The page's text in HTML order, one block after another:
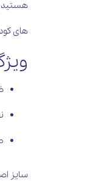
هستید
های